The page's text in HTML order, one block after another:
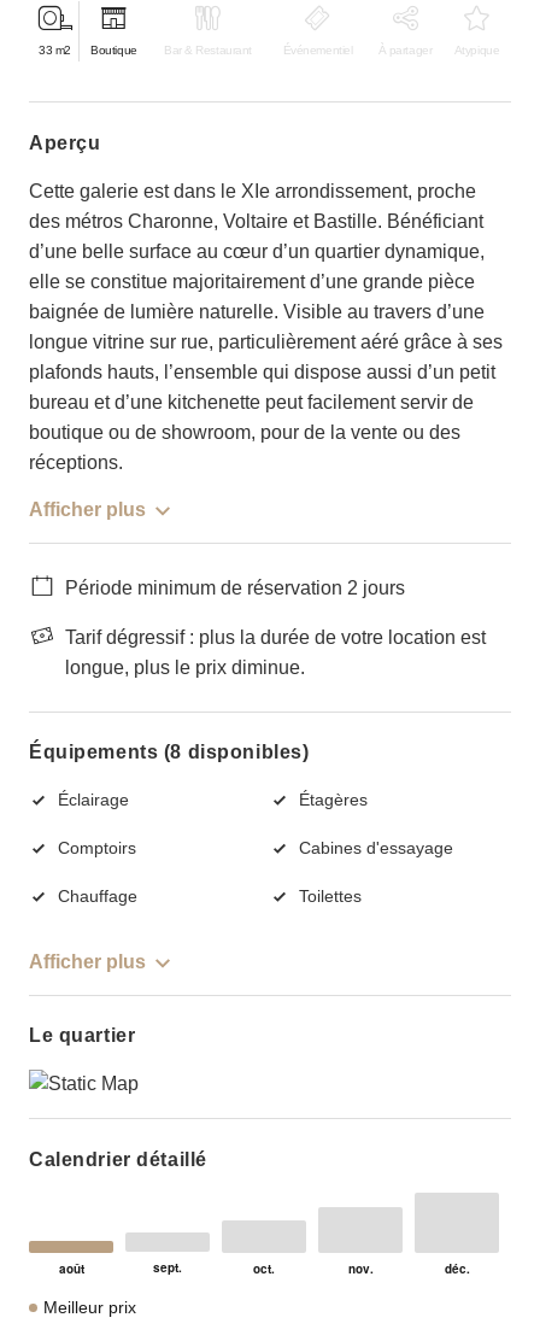
33 m2 Boutique Bar & Restaurant Événementiel À partager Atypique
aperçu
Cette galerie est dans le XIe arrondissement, proche
des métros Charonne, Voltaire et Bastille. Bénéficiant
d’une belle surface au cœur d’un quartier dynamique,
elle se constitue majoritairement d’une grande pièce
baignée de lumière naturelle. Visible au travers d’une
longue vitrine sur rue, particulièrement aéré grâce à ses
plafonds hauts, l’ensemble qui dispose aussi d’un petit
bureau et d’une kitchenette peut facilement servir de
boutique ou de showroom, pour de la vente ou des
réceptions.
Afficher plus
Période minimum de réservation 2 jours
Tarif dégressif : plus la durée de votre location est
longue, plus le prix diminue.
Équipements (8 disponibles)
Éclairage Étagères
Comptoirs Cabines d'essayage
Chauffage Toilettes
Afficher plus
Le quartier
Calendrier détaillé
Meilleur prix